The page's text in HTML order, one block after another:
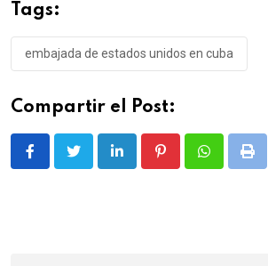
Tags:
embajada de estados unidos en cuba
Compartir el Post:
LinkedIn PinterestWhatsappPrint